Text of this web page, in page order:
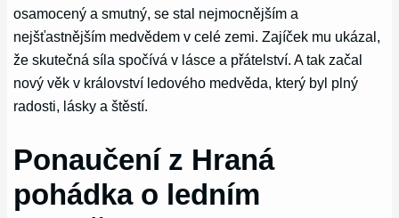
osamocený a smutný, se stal nejmocnějším a
nejšťastnějším medvědem v celé zemi. Zajíček mu ukázal,
že skutečná síla spočívá v lásce a přátelství. A tak začal
nový věk v království ledového medvěda, který byl plný
radosti, lásky a štěstí.
Ponaučení z Hraná
pohádka o ledním